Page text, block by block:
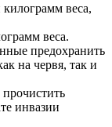
веса,
веса.
предохранить
на червя, так и
инвазии